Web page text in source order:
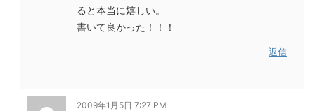
ると本当に嬉しい。
書いて良かった！！！
返信
2009年1月5日 7:27 PM